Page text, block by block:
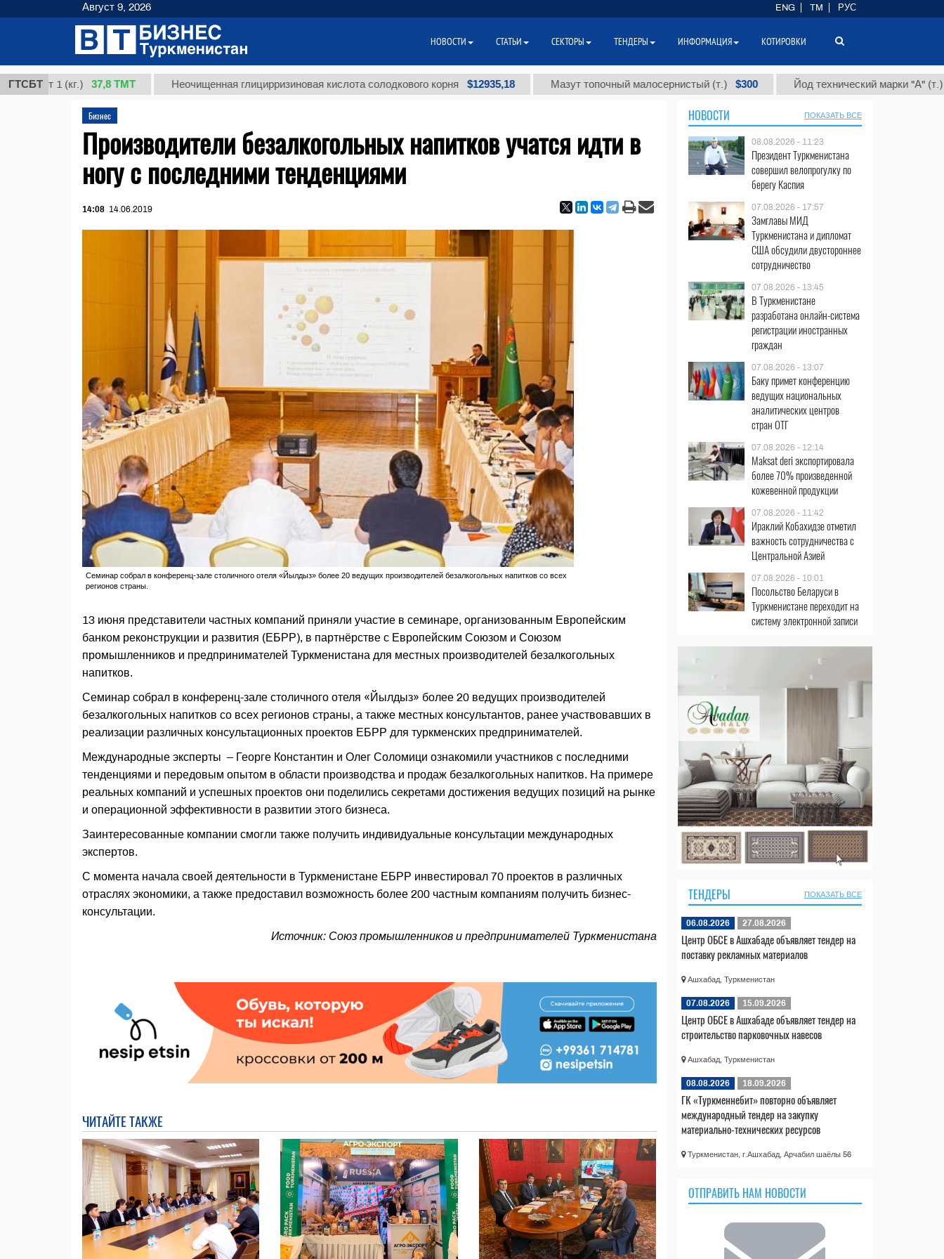
ГТСБТ
1 (кг.) 37,8 ТМТ Неочищенная глицирризиновая кислота солодкового корня $12935,18 Мазут топочный малосернистый (т.) $300 Йод технический марки "А" (т.) $86
Бизнес
Производители безалкогольных напитков учатся идти в
ногу с последними тенденциями
14:08 14.06.2019
Семинар собрал в конференц-зале столичного отеля «Йылдыз» более 20 ведущих производителей безалкогольных напитков со всех
регионов страны.
13 июня представители частных компаний приняли участие в семинаре, организованным Европейским
банком реконструкции и развития (ЕБРР), в партнёрстве с Европейским Союзом и Союзом
промышленников и предпринимателей Туркменистана для местных производителей безалкогольных
напитков.
Семинар собрал в конференц-зале столичного отеля «Йылдыз» более 20 ведущих производителей
безалкогольных напитков со всех регионов страны, а также местных консультантов, ранее участвовавших в
реализации различных консультационных проектов ЕБРР для туркменских предпринимателей.
Международные эксперты – Георге Константин и Олег Соломици ознакомили участников с последними
тенденциями и передовым опытом в области производства и продаж безалкогольных напитков. На примере
реальных компаний и успешных проектов они поделились секретами достижения ведущих позиций на рынке
и операционной эффективности в развитии этого бизнеса.
Заинтересованные компании смогли также получить индивидуальные консультации международных
экспертов.
С момента начала своей деятельности в Туркменистане ЕБРР инвестировал 70 проектов в различных
отраслях экономики, а также предоставил возможность более 200 частным компаниям получить бизнес-
консультации.
Источник: Союз промышленников и предпринимателей Туркменистана
ЧИТАЙТЕ ТАКЖЕ
НОВОСТИ ПОКАЗАТЬ ВСЕ
08.08.2026 - 11:23
Президент Туркменистана
совершил велопрогулку по
берегу Каспия
07.08.2026 - 17:57
Замглавы МИД
Туркменистана и дипломат
США обсудили двустороннее
сотрудничество
07.08.2026 - 13:45
В Туркменистане
разработана онлайн-система
регистрации иностранных
граждан
07.08.2026 - 13:07
Баку примет конференцию
ведущих национальных
аналитических центров
стран ОТГ
07.08.2026 - 12:14
Maksat deri экспортировала
более 70% произведенной
кожевенной продукции
07.08.2026 - 11:42
Ираклий Кобахидзе отметил
важность сотрудничества с
Центральной Азией
07.08.2026 - 10:01
Посольство Беларуси в
Туркменистане переходит на
систему электронной записи
ТЕНДЕРЫ ПОКАЗАТЬ ВСЕ
06.08.2026 27.08.2026
Центр ОБСЕ в Ашхабаде объявляет тендер на
поставку рекламных материалов
Ашхабад, Туркменистан
07.08.2026 15.09.2026
Центр ОБСЕ в Ашхабаде объявляет тендер на
строительство парковочных навесов
Ашхабад, Туркменистан
08.08.2026 18.09.2026
ГК «Туркменнебит» повторно объявляет
международный тендер на закупку
материально-технических ресурсов
Туркменистан, г.Ашхабад, Арчабил шаёлы 56
ОТПРАВИТЬ НАМ НОВОСТИ
Август 9, 2026 ENG TM РУС
НОВОСТИ СТАТЬИ СЕКТОРЫ ТЕНДЕРЫ ИНФОРМАЦИЯ КОТИРОВКИ